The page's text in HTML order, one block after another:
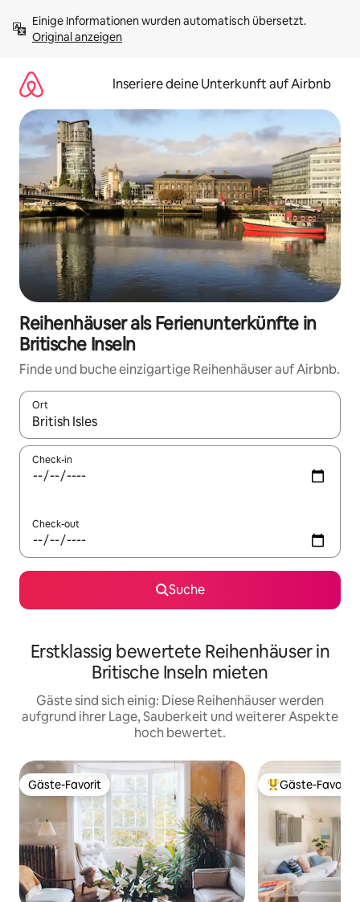
Inhalten
springenOriginal anzeigen
Inseriere deine Unterkunft auf Airbnb
Reihenhäuser als Ferienunterkünfte in
Britische Inseln
Finde und buche einzigartige Reihenhäuser auf Airbnb.
Ort
Wenn Ergebnisse verfügbar sind, navigiere mit den
Check-in
Check-out
Suche
Erstklassig bewertete Reihenhäuser in
Britische Inseln mieten
Gäste sind sich einig: Diese Reihenhäuser werden
aufgrund ihrer Lage, Sauberkeit und weiterer Aspekte
hoch bewertet.
Gäste-Favorit
Gäste-Favorit Beliebter Gäste-
Gäste-Favorit